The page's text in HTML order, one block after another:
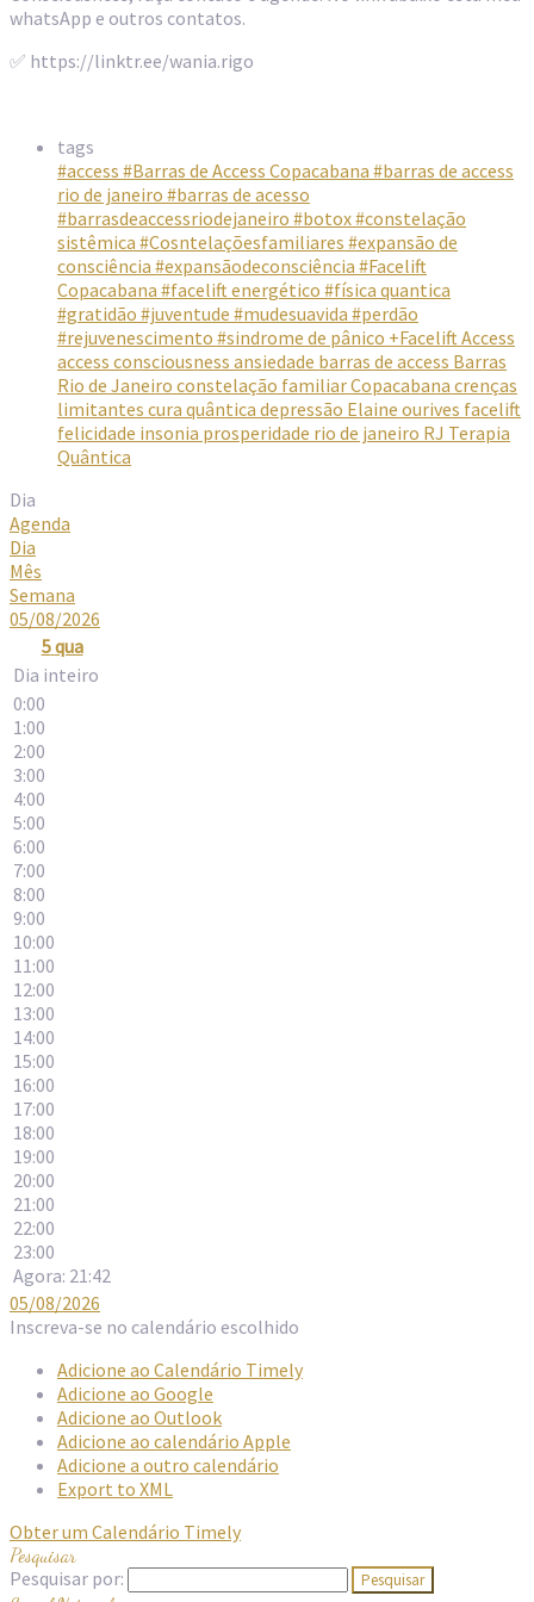
whatsApp e outros contatos.
✅ https://linktr.ee/wania.rigo
tags
#access #Barras de Access Copacabana #barras de access
rio de janeiro #barras de acesso
#barrasdeaccessriodejaneiro #botox#constelação
sistêmica #Cosntelaçõesfamiliares #expansão de
consciência #expansãodeconsciência #Facelift
Copacabana #facelift energético #física quantica
#gratidão #juventude #mudesuavida #perdão
#rejuvenescimento #sindrome de pânico +Facelift Access
access consciousness ansiedade barras de access Barras
Rio de Janeiro constelação familiarCopacabana crenças
limitantes cura quântica depressão Elaine ourives facelift
felicidade insonia prosperidade rio de janeiro RJ Terapia
Quântica
Dia
Agenda
Dia
Mês
Semana
05/08/2026
5qua
Dia inteiro
0:00
1:00
2:00
3:00
4:00
5:00
6:00
7:00
8:00
9:00
10:00
11:00
12:00
13:00
14:00
15:00
16:00
17:00
18:00
19:00
20:00
21:00
22:00
23:00
Agora: 21:42
05/08/2026
Inscreva-se no calendário escolhido
Adicione ao Calendário Timely
Adicione ao Google
Adicione ao Outlook
Adicione ao calendário Apple
Adicione a outro calendário
Export to XML
Obter um Calendário Timely
Pesquisar
Pesquisar por: